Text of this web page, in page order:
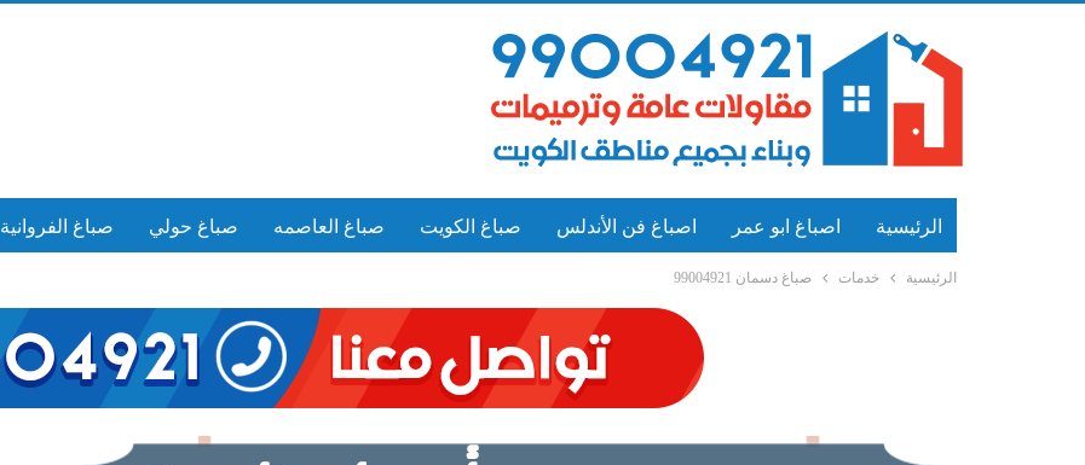
الرئيسية اصباغ ابو عمر اصباغ فن الأندلس صباغ الكويت صباغ العاصمه صباغ حولي صباغ الفروانية
الرئيسية خدمات صباغ دسمان 99004921